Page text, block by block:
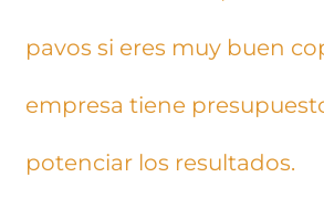
pavos si eres muy buen
empresa tiene
potenciar los resultados.